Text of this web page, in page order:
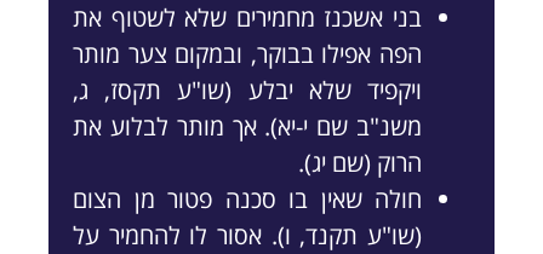
בני אשכנז מחמירים שלא לשטוף את
הפה אפילו בבוקר, ובמקום צער מותר
ויקפיד שלא יבלע (שו"ע תקסז, ג,
משנ"ב שם י-יא). אך מותר לבלוע את
הרוק (שם יג).
חולה שאין בו סכנה פטור מן הצום
(שו"ע תקנד, ו). אסור לו להחמיר על